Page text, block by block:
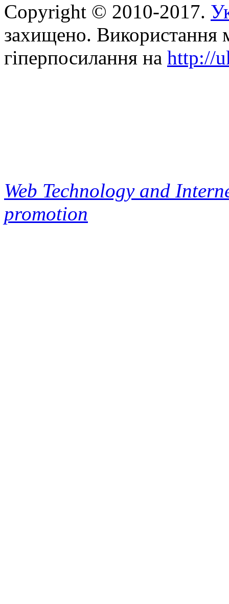
Copyright © 2010-2017.
захищено. Використання
гіперпосилання на http://
Web Technology and
promotion